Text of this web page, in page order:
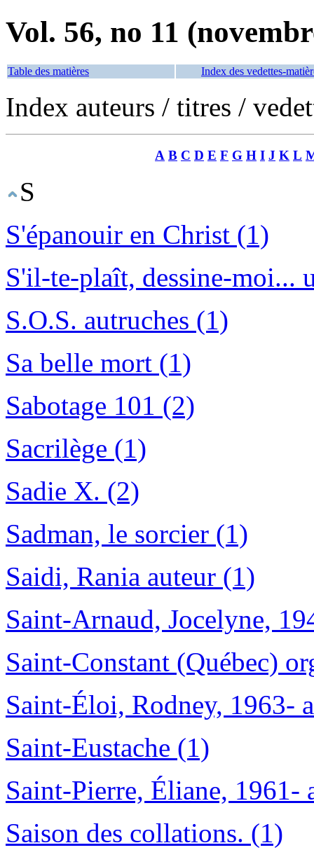
Vol. 56, no 11
Table des matières Index des vedettes-
Index auteurs / titres /
A B C D E F G H I J K L
S
S'épanouir en Christ (1)
S'il-te-plaît, dessine-moi...
S.O.S. autruches (1)
Sa belle mort (1)
Sabotage 101 (2)
Sacrilège (1)
Sadie X. (2)
Sadman, le sorcier (1)
Saidi, Rania auteur (1)
Saint-Arnaud, Jocelyne,
Saint-Constant (Québec)
Saint-Éloi, Rodney, 1963-
Saint-Eustache (1)
Saint-Pierre, Éliane, 1961-
Saison des collations. (1)